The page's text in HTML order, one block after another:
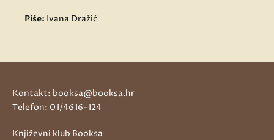
Piše: Ivana Dražić
Kontakt: booksa@booksa.hr
Telefon: 01/4616-124
Književni klub Booksa